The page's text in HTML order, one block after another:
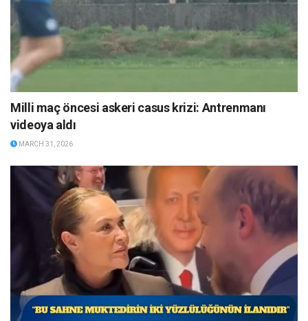
Milli maç öncesi askeri casus krizi: Antrenmanı
videoya aldı
MARCH 31, 2026